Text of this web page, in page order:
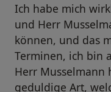
Ich habe mich
und Herr
können, und das
Terminen, ich bin
Herr Musselmann
geduldige Art,